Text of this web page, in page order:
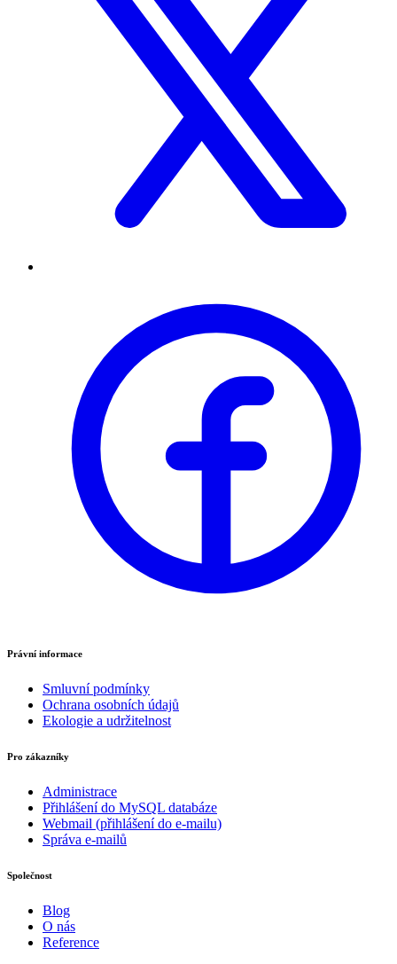
Právní informace
Smluvní podmínky
Ochrana osobních údajů
Ekologie a udržitelnost
Pro zákazníky
Administrace
Přihlášení do MySQL databáze
Webmail (přihlášení do e-mailu)
Správa e-mailů
Společnost
Blog
O nás
Reference